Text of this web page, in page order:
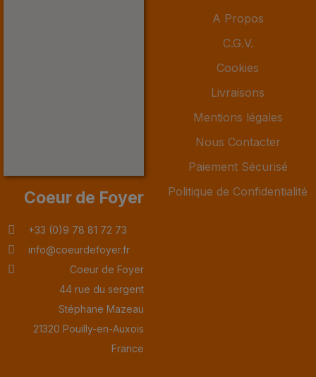
Coeur de Foyer
+33 (0)9 78 81 72 73
info@coeurdefoyer.fr
Coeur de Foyer
44 rue du sergent
Stéphane Mazeau
21320 Pouilly-en-Auxois
France
A Propos
C.G.V.
Cookies
Livraisons
Mentions légales
Nous Contacter
Paiement Sécurisé
Politique de Confidentialité